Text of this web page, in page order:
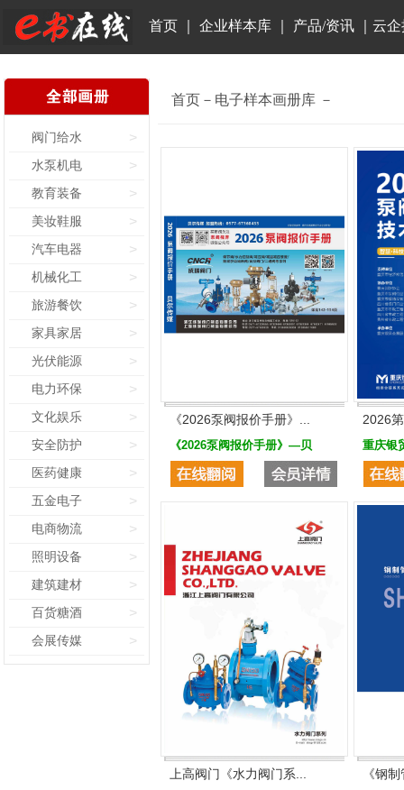
首页 企业样本库 产品/资讯 云
阀门给水 >
水泵机电 >
教育装备 >
美妆鞋服 >
汽车电器 >
机械化工 >
旅游餐饮 >
家具家居 >
光伏能源 >
电力环保 >
文化娱乐 >
安全防护 >
医药健康 >
五金电子 >
电商物流 >
照明设备 >
建筑建材 >
百货糖酒 >
会展传媒 >
首页－电子样本画册库 －
《2026泵阀报价手册》...
《2026泵阀报价手册》—贝
2026
重庆银
上高阀门《水力阀门系... 《钢